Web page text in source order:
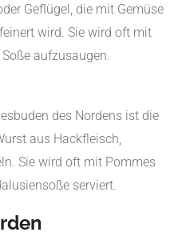
Geflügel, die mit Gemüse
wird. Sie wird oft mit
aufzusaugen.
des Nordens ist die
aus Hackfleisch,
Sie wird oft mit Pommes
serviert.